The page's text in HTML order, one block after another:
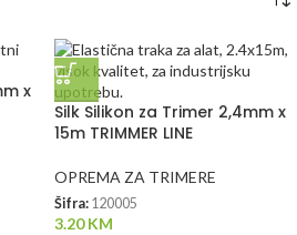
x
Silk Silikon za Trimer 2,4mm x
15m TRIMMER LINE
OPREMA ZA TRIMERE
Šifra: 120005
3.20KM